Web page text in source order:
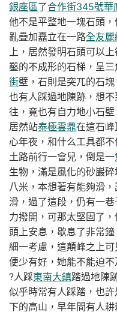
銀座區了合作街345號華
他不是平整地一塊石頭，
亂疊加矗立在一路全友麗
上，居然發明石頭可以
鑿的不成形的石梯，呈
街壁，石則是突兀的石
也有人踩過地陳跡，想
往，竟也有自力地小石
居然站泰極雲鼎在這石峰
心年夜，和什么工具都
土路前行一會兒，倒是一
生物，滿是風化的砂巖
八米，本想著有能夠滑
滑，過了這段，仍有一
力撥開，可那太堅固了
頭上安息，歇息了非常
細一考慮，這顛峰之上
便少有好，她能不能迫
?人踩東南大鎮踏過地陳
似乎時常有人踩踏，也
下的高山，早年間有人耕